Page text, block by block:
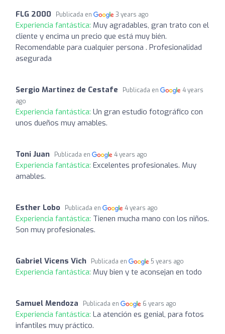
FLG 2000 Publicada en 3 years ago
Experiencia fantástica: Muy agradables, gran trato con el
cliente y encima un precio que está muy bién.
Recomendable para cualquier persona . Profesionalidad
asegurada
Sergio Martinez de Cestafe Publicada en
4 years
ago
Experiencia fantástica: Un gran estudio fotográfico con
unos dueños muy amables.
Toni Juan Publicada en 4 years ago
Experiencia fantástica: Excelentes profesionales. Muy
amables.
Esther Lobo Publicada en 4 years ago
Experiencia fantástica: Tienen mucha mano con los niños.
Son muy profesionales.
Gabriel Vicens Vich Publicada en 5 years ago
Experiencia fantástica: Muy bien y te aconsejan en todo
Samuel Mendoza Publicada en 6 years ago
Experiencia fantástica: La atención es genial, para fotos
infantiles muy práctico.